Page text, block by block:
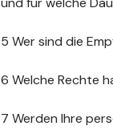
5 Wer sind die
6 Welche Rechte
7 Werden Ihre